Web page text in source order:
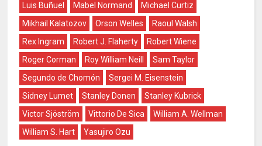
Luis Buñuel
Mabel Normand
Michael Curtiz
Mikhail Kalatozov
Orson Welles
Raoul Walsh
Rex Ingram
Robert J. Flaherty
Robert Wiene
Roger Corman
Roy William Neill
Sam Taylor
Segundo de Chomón
Sergei M. Eisenstein
Sidney Lumet
Stanley Donen
Stanley Kubrick
Victor Sjöström
Vittorio De Sica
William A. Wellman
William S. Hart
Yasujiro Ozu